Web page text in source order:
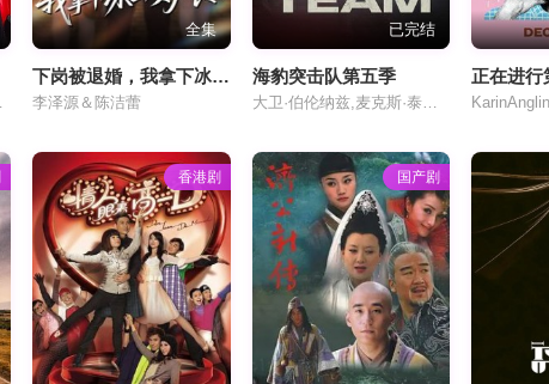
全集
下岗被退婚，我拿下冰山女厂长
李泽源＆陈洁蕾
已完结
海豹突击队第五季
大卫·伯伦纳兹,麦克斯·泰瑞奥,小尼尔·布朗,A·J·巴克利,托尼·特拉克斯
正在进行
香港剧 国产剧